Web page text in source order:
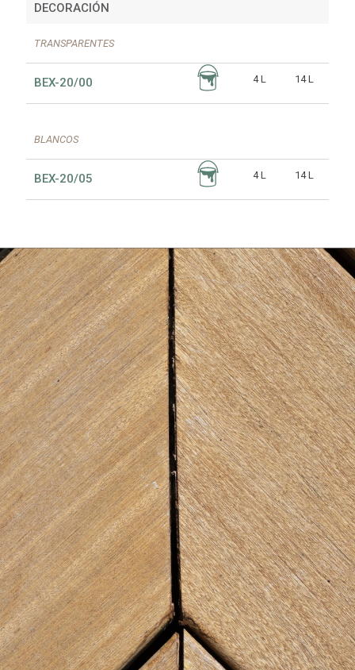
DECORACIÓN
TRANSPARENTES
BEX-20/00 4 L 14 L
BLANCOS
BEX-20/05 4 L 14 L
¿QUIERES MÁS INFORMACIÓN?
Contacta con nosotros y te informaremos de todos los
productos en función de tus necesidades.
Solicítanos un presupuesto sin compromiso.
Particular Profesional